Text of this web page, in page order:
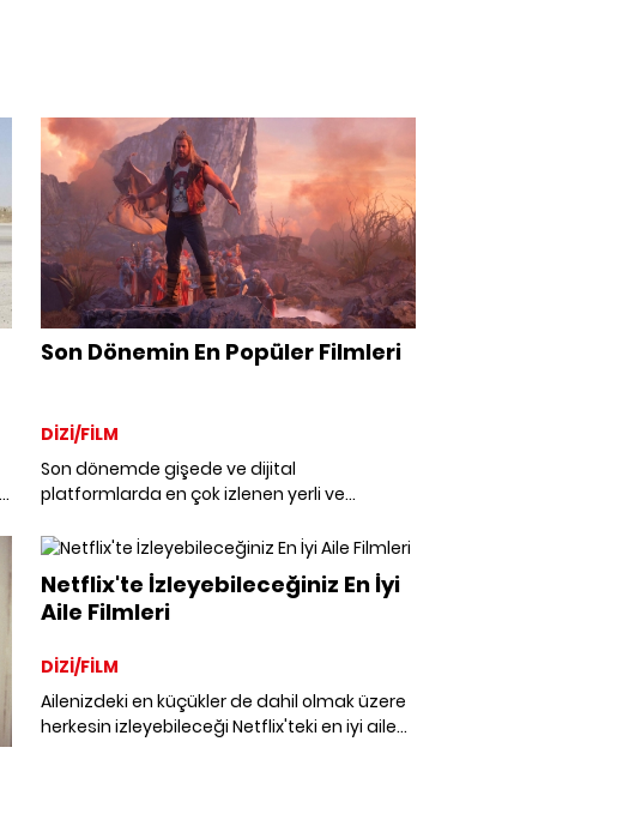
Son Dönemin En Popüler Filmleri
DİZİ/FİLM
Son dönemde gişede ve dijital
platformlarda en çok izlenen yerli ve
Netflix'te İzleyebileceğiniz En İyi
Aile Filmleri
DİZİ/FİLM
Ailenizdeki en küçükler de dahil olmak üzere
herkesin izleyebileceği Netflix'teki en iyi aile